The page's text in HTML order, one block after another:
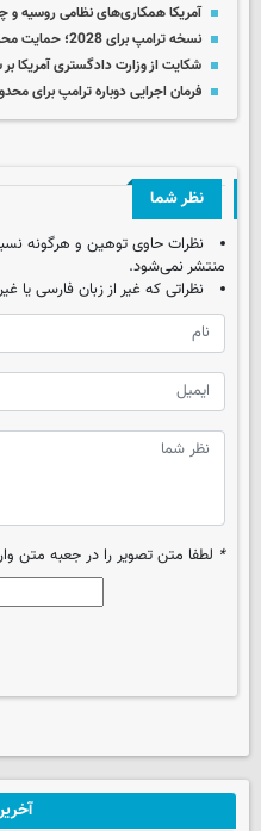
آمریکا همکاری‌های نظامی روسیه و
نسخه ترامپ برای 2028؛ حمایت محرمانه از نامزدی جی‌دی ونس
شکایت از وزارت دادگستری آمریکا
فرمان اجرایی دوباره ترامپ برای
نظر شما
نظرات حاوی توهین و هرگونه
منتشر نمی‌شود.
نظراتی که غیر از زبان فارسی یا
* لطفا متن تصویر را در جعبه متن